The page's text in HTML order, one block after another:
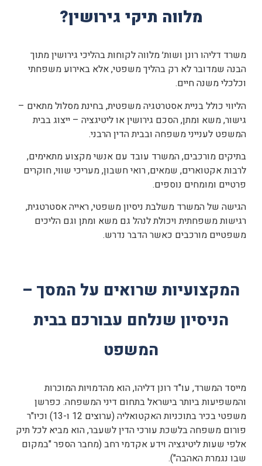
מלווה תיקי גירושין?
משרד דליהו רונן ושות׳ מלווה לקוחות בהליכי גירושין מתוך
הבנה שמדובר לא רק בהליך משפטי, אלא באירוע משפחתי
וכלכלי משנה חיים.
הליווי כולל בניית אסטרטגיה משפטית, בחינת מסלול מתאים –
גישור, משא ומתן, הסכם גירושין או ליטיגציה – ייצוג בבית
המשפט לענייני משפחה ובבית הדין הרבני.
בתיקים מורכבים, המשרד עובד עם אנשי מקצוע מתאימים,
לרבות אקטוארים, שמאים, רואי חשבון, מעריכי שווי, חוקרים
פרטיים ומומחים נוספים.
הגישה של המשרד משלבת ניסיון משפטי, ראייה אסטרטגית,
רגישות משפחתית ויכולת לנהל גם משא ומתן וגם הליכים
משפטיים מורכבים כאשר הדבר נדרש.
המקצועיות שרואים על המסך –
הניסיון שנלחם עבורכם בבית
המשפט
מייסד המשרד, עו"ד רונן דליהו, הוא מהדמויות המוכרות
והמשפיעות ביותר בישראל בתחום דיני המשפחה. כפרשן
משפטי בכיר בתוכניות האקטואליה (ערוצים 12 ו-13) וכיו"ר
פורום משפחה בלשכת עורכי הדין לשעבר, הוא מביא לכל תיק
אלפי שעות ליטיגציה וידע אקדמי רחב (מחבר הספר "במקום
שבו נגמרת האהבה").